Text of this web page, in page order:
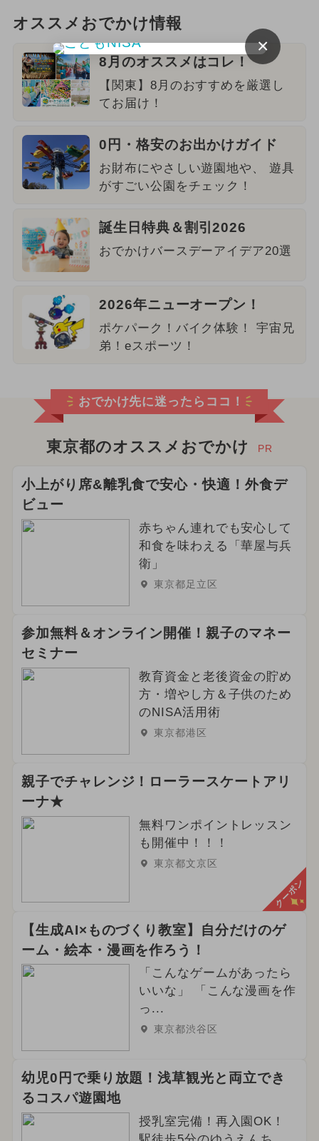
オススメおでかけ情報
8月のオススメはコレ！
【関東】8月のおすすめを厳選し
てお届け！
0円・格安のお出かけガイド
お財布にやさしい遊園地や、 遊具
がすごい公園をチェック！
誕生日特典＆割引2026
おでかけバースデーアイデア20選
2026年ニューオープン！
ポケパーク！バイク体験！ 宇宙兄
弟！eスポーツ！
おでかけ先に迷ったらココ！
東京都のオススメおでかけ PR
小上がり席&離乳食で安心・快適！外食デ
ビュー
赤ちゃん連れでも安心して
和食を味わえる「華屋与兵
衛」
東京都足立区
参加無料＆オンライン開催！親子のマネー
セミナー
教育資金と老後資金の貯め
方・増やし方＆子供のため
のNISA活用術
東京都港区
親子でチャレンジ！ローラースケートアリ
ーナ★
無料ワンポイントレッスン
も開催中！！！
東京都文京区
クーポン
【生成AI×ものづくり教室】自分だけのゲ
ーム・絵本・漫画を作ろう！
「こんなゲームがあったら
いいな」 「こんな漫画を作
っ...
東京都渋谷区
幼児0円で乗り放題！浅草観光と両立でき
るコスパ遊園地
授乳室完備！再入園OK！
×